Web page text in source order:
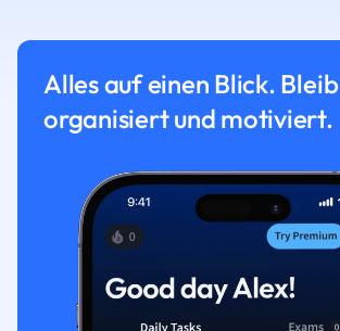
Alles auf einen Blick. Bleib
organisiert und motiviert.